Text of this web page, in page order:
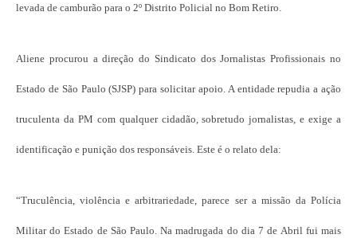
levada de camburão para o 2º Distrito Policial no Bom Retiro.
Aliene procurou a direção do Sindicato dos Jornalistas Profissionais no
Estado de São Paulo (SJSP) para solicitar apoio. A entidade repudia a ação
truculenta da PM com qualquer cidadão, sobretudo jornalistas, e exige a
identificação e punição dos responsáveis. Este é o relato dela:
“Truculência, violência e arbitrariedade, parece ser a missão da Polícia
Militar do Estado de São Paulo. Na madrugada do dia 7 de Abril fui mais